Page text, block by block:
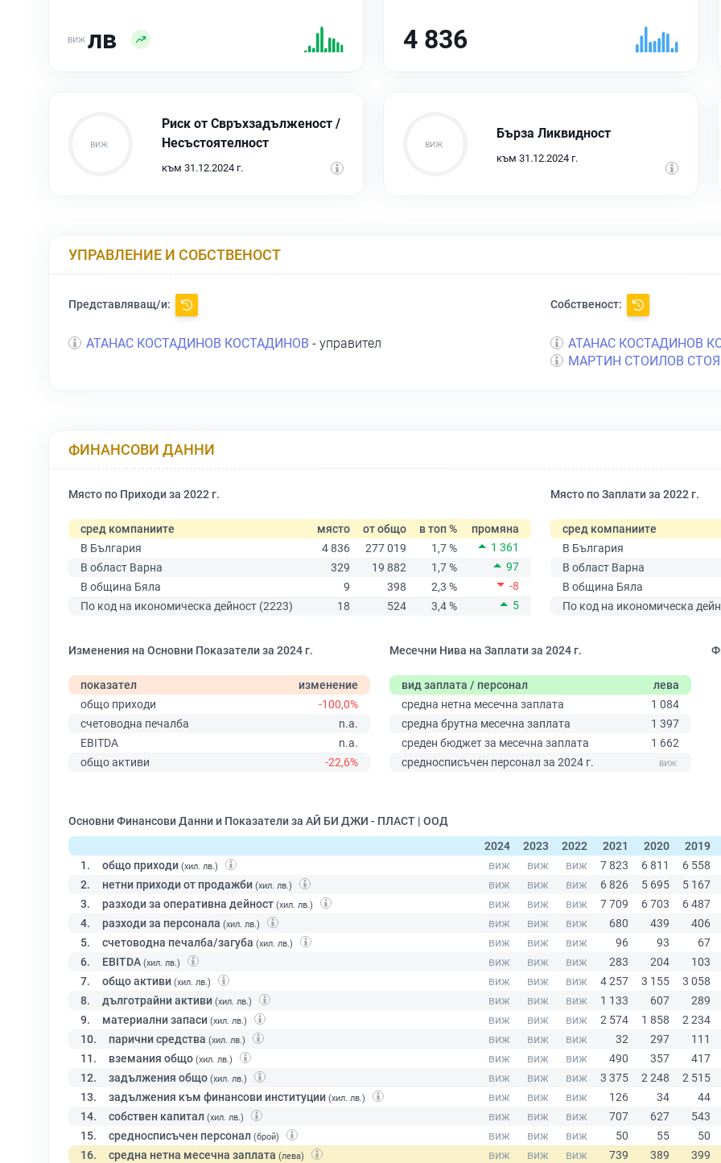
лв 4 836
Риск от Свръхзадълженост /
Несъстоятелност
към 31.12.2024 г.
Бърза Ликвидност
към 31.12.2024 г.
УПРАВЛЕНИЕ И СОБСТВЕНОСТ
Представляващ/и:
АТАНАС КОСТАДИНОВ КОСТАДИНОВ - управител
Собственост:
АТАНАС КОСТАДИНОВ
МАРТИН СТОИЛОВ
ФИНАНСОВИ ДАННИ
Място по Приходи за 2022 г.
сред компаниите място от общо в топ %
промяна
В България
4 836 277 019 1,7 %
1 361
В област Варна
329 19 882 1,7 %
97
В община Бяла
9 398 2,3 %
-8
По код на икономическа дейност (2223)
18 524 3,4 % 5
Място по Заплати за 2022 г.
сред компаниите
В България
В област Варна
В община Бяла
По код на икономическа
Изменения на Основни Показатели за 2024 г.
показател
изменение
общо приходи
-100,0%
счетоводна печалба
n.a.
EBITDA
n.a.
общо активи
-22,6%
Месечни Нива на Заплати за 2024 г.
вид заплата / персонал
лева
средна нетна месечна заплата
1 084
средна брутна месечна заплата
1 397
среден бюджет за месечна заплата
1 662
средносписъчен персонал за 2024 г.
Основни Финансови Данни и Показатели за АЙ БИ ДЖИ - ПЛАСТ | ООД
2024
2023 2022 2021 2020
2019
1.
общо приходи (хил. лв.)
2. нетни приходи от продажби (хил. лв.)
3. разходи за оперативна дейност (хил. лв.)
4. разходи за персонала (хил. лв.)
5. счетоводна печалба/загуба (хил. лв.)
6. EBITDA (хил. лв.)
7. общо активи (хил. лв.)
8. дълготрайни активи (хил. лв.)
9. материални запаси (хил. лв.)
10. парични средства (хил. лв.)
11. вземания общо (хил. лв.)
12. задължения общо (хил. лв.)
13. задължения към финансови институции (хил. лв.)
14. собствен капитал (хил. лв.)
15. средносписъчен персонал (брой)
16. средна нетна месечна заплата (лева)